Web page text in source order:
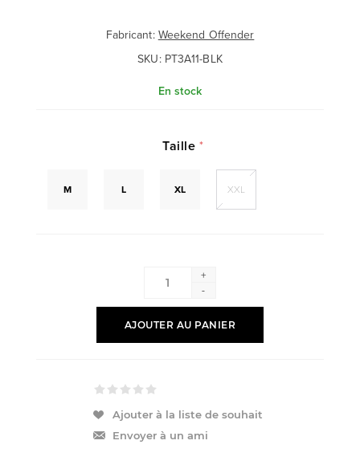
Fabricant: Weekend Offender
SKU: PT3A11-BLK
En stock
Taille *
M L XL XXL
+
-
AJOUTER AU PANIER
Ajouter à la liste de souhait
Envoyer à un ami